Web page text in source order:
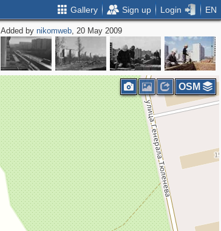
Gallery Sign up Login EN
Added bynikomweb, 20 May 2009
OSM